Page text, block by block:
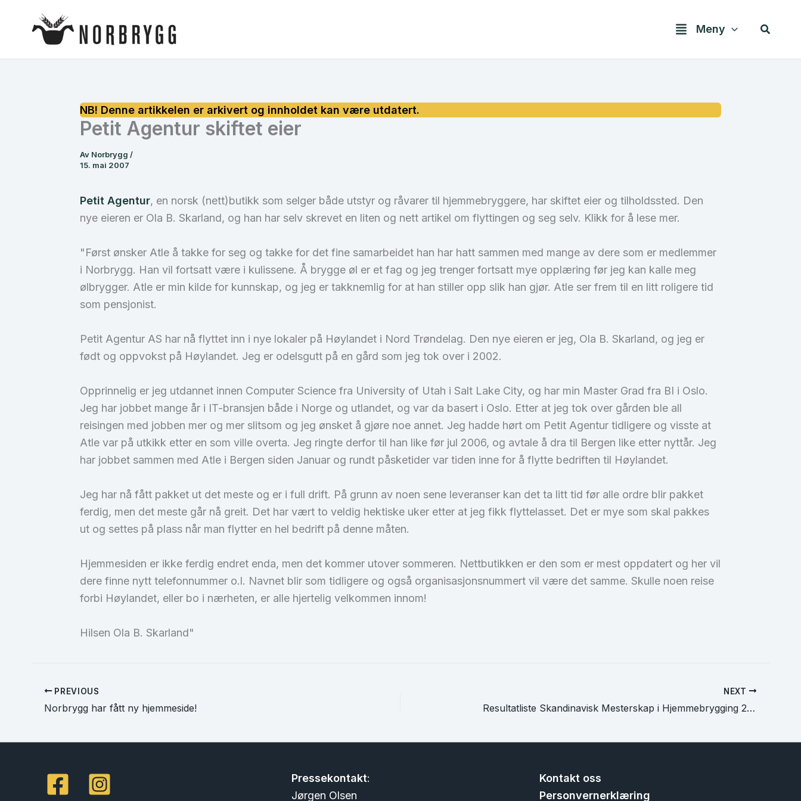
Meny Søk
Petit Agentur skiftet eier
Av Norbrygg /
15. mai 2007
Petit Agentur, en norsk (nett)butikk som selger både utstyr og råvarer til hjemmebryggere, har skiftet eier og tilholdssted. Den
nye eieren er Ola B. Skarland, og han har selv skrevet en liten og nett artikel om flyttingen og seg selv. Klikk for å lese mer.
"Først ønsker Atle å takke for seg og takke for det fine samarbeidet han har hatt sammen med mange av dere som er medlemmer
i Norbrygg. Han vil fortsatt være i kulissene. Å brygge øl er et fag og jeg trenger fortsatt mye opplæring før jeg kan kalle meg
ølbrygger. Atle er min kilde for kunnskap, og jeg er takknemlig for at han stiller opp slik han gjør. Atle ser frem til en litt roligere tid
som pensjonist.
Petit Agentur AS har nå flyttet inn i nye lokaler på Høylandet i Nord Trøndelag. Den nye eieren er jeg, Ola B. Skarland, og jeg er
født og oppvokst på Høylandet. Jeg er odelsgutt på en gård som jeg tok over i 2002.
Opprinnelig er jeg utdannet innen Computer Science fra University of Utah i Salt Lake City, og har min Master Grad fra BI i Oslo.
Jeg har jobbet mange år i IT-bransjen både i Norge og utlandet, og var da basert i Oslo. Etter at jeg tok over gården ble all
reisingen med jobben mer og mer slitsom og jeg ønsket å gjøre noe annet. Jeg hadde hørt om Petit Agentur tidligere og visste at
Atle var på utkikk etter en som ville overta. Jeg ringte derfor til han like før jul 2006, og avtale å dra til Bergen like etter nyttår. Jeg
har jobbet sammen med Atle i Bergen siden Januar og rundt påsketider var tiden inne for å flytte bedriften til Høylandet.
Jeg har nå fått pakket ut det meste og er i full drift. På grunn av noen sene leveranser kan det ta litt tid før alle ordre blir pakket
ferdig, men det meste går nå greit. Det har vært to veldig hektiske uker etter at jeg fikk flyttelasset. Det er mye som skal pakkes
ut og settes på plass når man flytter en hel bedrift på denne måten.
Hjemmesiden er ikke ferdig endret enda, men det kommer utover sommeren. Nettbutikken er den som er mest oppdatert og her vil
dere finne nytt telefonnummer o.l. Navnet blir som tidligere og også organisasjonsnummert vil være det samme. Skulle noen reise
forbi Høylandet, eller bo i nærheten, er alle hjertelig velkommen innom!
Hilsen Ola B. Skarland"
PREVIOUS
Norbrygg har fått ny hjemmeside!
NEXT
Resultatliste Skandinavisk Mesterskap i Hjemmebrygging 2007
Pressekontakt:
Jørgen Olsen
Kontakt oss
Personvernerklæring